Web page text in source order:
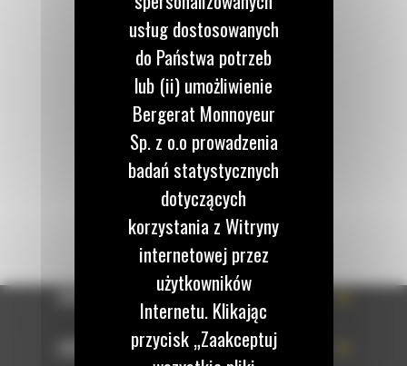
Zadzwoń do nas
122 100 122
Napisz do nas
WYŚLIJ WIADOMOŚĆ
OFERTA
usług dostosowanych
do Państwa potrzeb
lub (ii) umożliwienie
Bergerat Monnoyeur
Sp. z o.o prowadzenia
badań statystycznych
dotyczących
korzystania z Witryny
internetowej przez
użytkowników
Internetu. Klikając
przycisk „Zaakceptuj